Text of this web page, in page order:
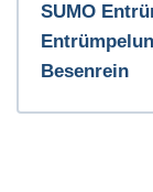
SUMO
Besenrein